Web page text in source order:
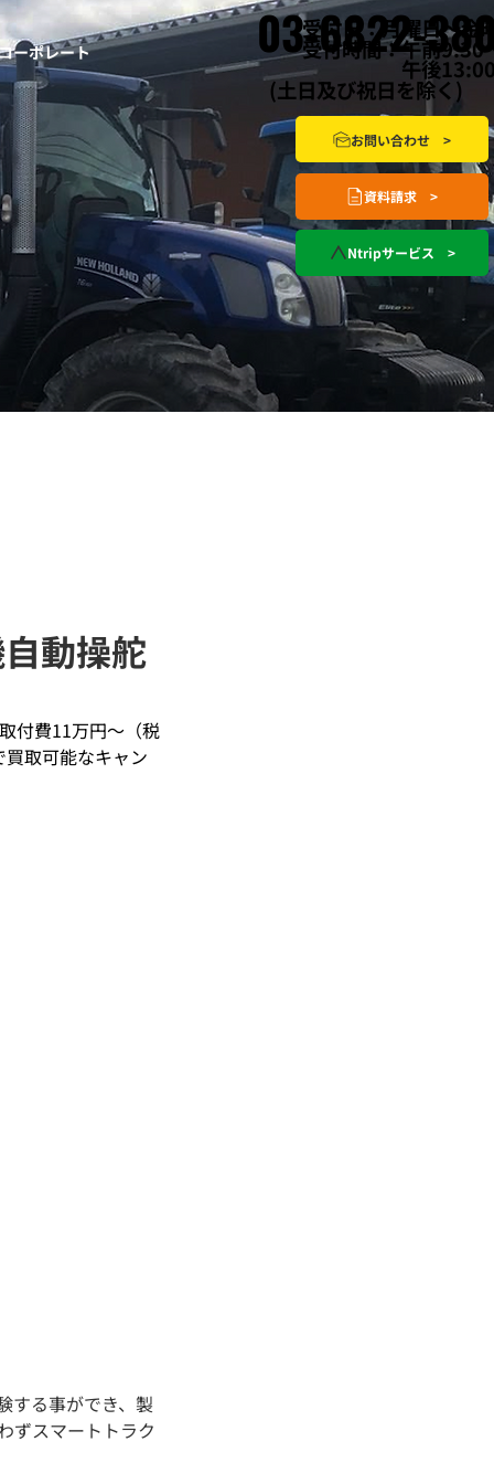
ーポレート
お問い合わせ >
資料請求 >
Ntripサービス >
受付日：月曜日～金
受付時間：午前
午後13:00
(土日及び祝日を除く)
動操舵
付費11万円～（税
取可能なキャン
する事ができ、製
ずスマートトラク